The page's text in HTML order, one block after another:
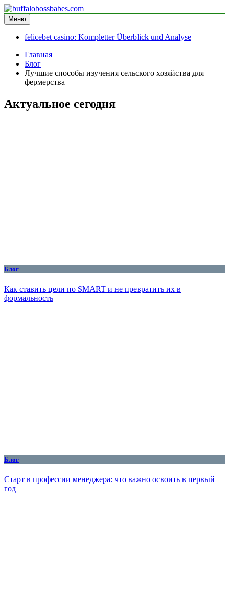
Перейти
к
содержимому
buffalobossbabes.com
информационный сайт
Меню
felicebet casino: Kompletter Überblick und Analyse
Главная
Блог
Лучшие способы изучения сельского хозяйства для
фермерства
Актуальное сегодня
Блог
Как ставить цели по SMART и не превратить их в
формальность
Блог
Старт в профессии менеджера: что важно освоить в первый
год